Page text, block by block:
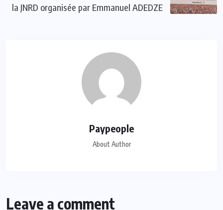
la JNRD organisée par Emmanuel ADEDZE
Paypeople
About Author
Leave a comment